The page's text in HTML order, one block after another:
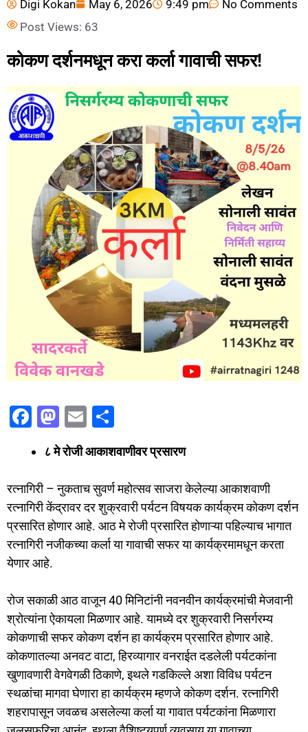
Digi Kokan May 6, 2026 9:49 pm
No Comments
Post Views: 63
कोकण दर्शनमधून करा कर्ला गावाची सफर!
F
c
e
b
o
o
k
M
a
st
o
d
o
n
E
ai
l
ar
e
८ मे रोजी आकाशवाणीवर प्रसारण
रत्नागिरी – नुकताच सुवर्ण महोत्सव साजरा केलेल्या आकाशवाणी
रत्नागिरी केंद्रावर दर शुक्रवारी पर्यटन विषयक कार्यक्रम कोकण दर्शन
प्रसारित होणार आहे. आठ मे रोजी प्रसारित होणाऱ्या पहिल्याच भागात
रत्नागिरी नजीकच्या कर्ला या गावाची सफर या कार्यक्रमामधून करता
येणार आहे.
रोज सकाळी आठ वाजून 40 मिनिटांनी नवनवीन कार्यक्रमांची मेजवानी
श्रोत्यांना ऐकायला मिळणार आहे. यामध्ये दर शुक्रवारी निसर्गरम्य
कोकणाची सफर कोकण दर्शन हा कार्यक्रम प्रसारित होणार आहे.
कोकणातल्या अनवट वाटा, हिरव्यागार वनराईत दडलेली पर्यटकांना
खुणावणारी वेगवेगळी ठिकाणे, इथले गडकिल्ले अशा विविध पर्यटन
स्थळांचा मागवा घेणारा हा कार्यक्रम म्हणजे कोकण दर्शन. रत्नागिरी
शहरापासून जवळच असलेल्या कर्ला या गावात पर्यटकांना मिळणारा